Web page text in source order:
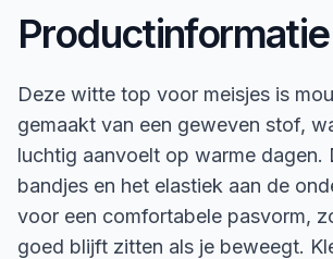
Productinformatie
Deze witte top voor meisjes is
gemaakt van een geweven stof,
luchtig aanvoelt op warme dagen.
bandjes en het elastiek aan de
voor een comfortabele pasvorm,
goed blijft zitten als je beweegt.